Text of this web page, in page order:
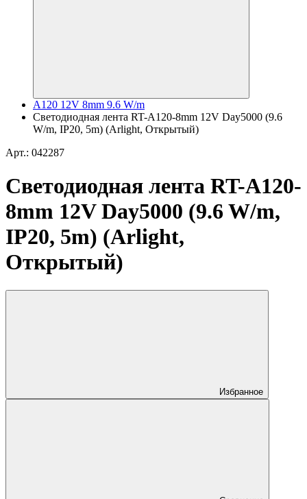
A120 12V 8mm 9.6 W/m
Светодиодная лента RT-A120-8mm 12V Day5000 (9.6
W/m, IP20, 5m) (Arlight, Открытый)
Арт.: 042287
Светодиодная лента RT-A120-
8mm 12V Day5000 (9.6 W/m,
IP20, 5m) (Arlight,
Открытый)
Избранное